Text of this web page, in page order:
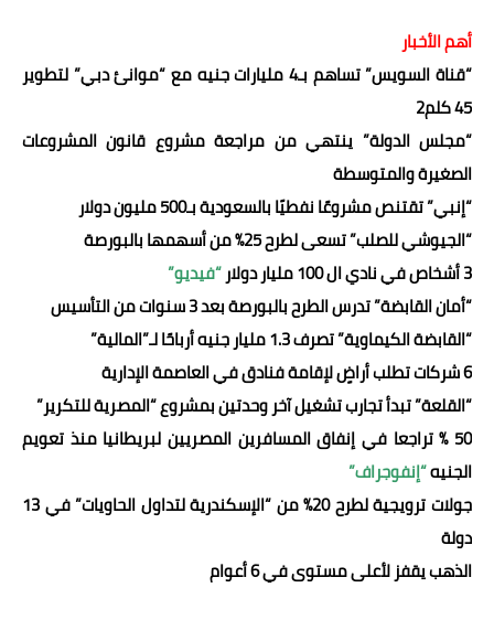
أخبار العالم
أهم الأخبار
“قناة السويس” تساهم بـ4 مليارات جنيه مع “موانئ دبي” لتطوير
45 كلم2
“مجلس الدولة” ينتهي من مراجعة مشروع قانون المشروعات
الصغيرة والمتوسطة
“إنبي” تقتنص مشروعًا نفطيًا بالسعودية بـ500 مليون دولار
“الجيوشي للصلب” تسعى لطرح 25% من أسهمها بالبورصة
3 أشخاص في نادي ال 100 مليار دولار
“فيديو”
“أمان القابضة” تدرس الطرح بالبورصة بعد 3 سنوات من التأسيس
“القابضة الكيماوية” تصرف 1.3 مليار جنيه أرباحًا لـ”المالية”
6 شركات تطلب أراضٍ لإقامة فنادق في العاصمة الإدارية
“القلعة” تبدأ تجارب تشغيل آخر وحدتين بمشروع “المصرية للتكرير”
50 % تراجعا في إنفاق المسافرين المصريين لبريطانيا منذ تعويم
الجنيه“إنفوجراف”
جولات ترويجية لطرح 20% من “الإسكندرية لتداول الحاويات” في 13
دولة
الذهب يقفز لأعلى مستوى في 6 أعوام